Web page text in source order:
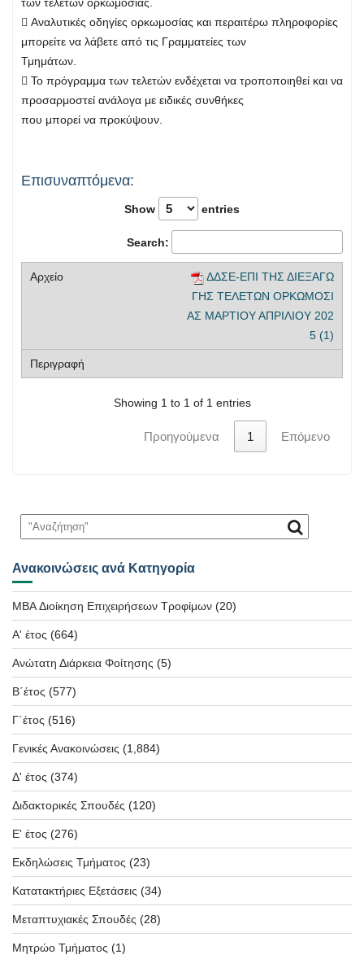
των τελετών ορκωμοσίας.
 Αναλυτικές οδηγίες ορκωμοσίας και περαιτέρω πληροφορίες
μπορείτε να λάβετε από τις Γραμματείες των
Τμημάτων.
 Το πρόγραμμα των τελετών ενδέχεται να τροποποιηθεί και να
προσαρμοστεί ανάλογα με ειδικές συνθήκες
που μπορεί να προκύψουν.
Επισυναπτόμενα:
Show entries
Search:
ΔΔΣΕ-ΕΠΙ ΤΗΣ ΔΙΕΞΑΓΩ
ΓΗΣ ΤΕΛΕΤΩΝ ΟΡΚΩΜΟΣΙ
ΑΣ ΜΑΡΤΙΟΥ ΑΠΡΙΛΙΟΥ 202
5 (1)
Showing 1 to 1 of 1 entries
Προηγούμενα 1 Επόμενο
Ανακοινώσεις ανά Κατηγορία
MBA Διοίκηση Επιχειρήσεων Τροφίμων (20)
Α' έτος (664)
Ανώτατη Διάρκεια Φοίτησης (5)
Β΄έτος (577)
Γ΄έτος (516)
Γενικές Ανακοινώσεις (1,884)
Δ' έτος (374)
Διδακτορικές Σπουδές (120)
Ε' έτος (276)
Εκδηλώσεις Τμήματος (23)
Κατατακτήριες Εξετάσεις (34)
Μεταπτυχιακές Σπουδές (28)
Μητρώο Τμήματος (1)